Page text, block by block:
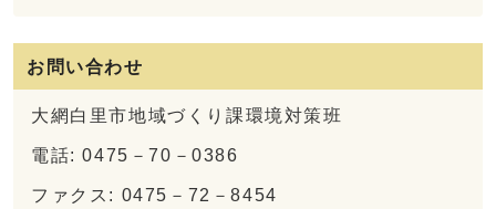
お問い合わせ
大網白里市地域づくり課環境対策班
電話: 0475－70－0386
ファクス: 0475－72－8454